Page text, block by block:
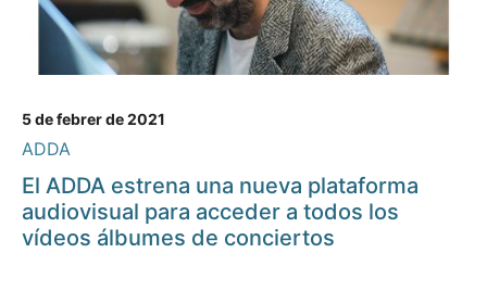
5 de febrer de 2021
ADDA
El ADDA estrena una nueva plataforma
audiovisual para acceder a todos los
vídeos álbumes de conciertos